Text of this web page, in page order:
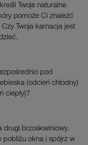
Twoje naturalne
pomoże Ci znaleźć
Twoja karnacja jest
pod
(odcień chłodny)
ciepły)?
drugi brzoskwiniowy.
pobliżu okna i spójrz w